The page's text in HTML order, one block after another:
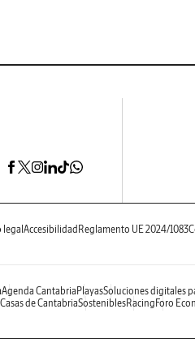
Accesibilidad Reglamento UE 2024/1083
Agenda Cantabria PlayasSoluciones digitales
Casas de CantabriaSosteniblesRacing Foro